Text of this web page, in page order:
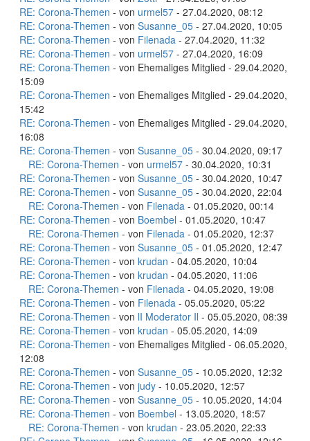
RE: Corona-Themen - von urmel57 - 27.04.2020, 08:12
RE: Corona-Themen - von Susanne_05 - 27.04.2020, 10:05
RE: Corona-Themen - von Filenada - 27.04.2020, 11:32
RE: Corona-Themen - von urmel57 - 27.04.2020, 16:09
RE: Corona-Themen - von Ehemaliges Mitglied - 29.04.2020,
15:09
RE: Corona-Themen - von Ehemaliges Mitglied - 29.04.2020,
15:42
RE: Corona-Themen - von Ehemaliges Mitglied - 29.04.2020,
16:08
RE: Corona-Themen - von Susanne_05 - 30.04.2020, 09:17
RE: Corona-Themen - von urmel57 - 30.04.2020, 10:31
RE: Corona-Themen - von Susanne_05 - 30.04.2020, 10:47
RE: Corona-Themen - von Susanne_05 - 30.04.2020, 22:04
RE: Corona-Themen - von Filenada - 01.05.2020, 00:14
RE: Corona-Themen - von Boembel - 01.05.2020, 10:47
RE: Corona-Themen - von Filenada - 01.05.2020, 12:37
RE: Corona-Themen - von Susanne_05 - 01.05.2020, 12:47
RE: Corona-Themen - von krudan - 04.05.2020, 10:04
RE: Corona-Themen - von krudan - 04.05.2020, 11:06
RE: Corona-Themen - von Filenada - 04.05.2020, 19:08
RE: Corona-Themen - von Filenada - 05.05.2020, 05:22
RE: Corona-Themen - von lI Moderator Il - 05.05.2020, 08:39
RE: Corona-Themen - von krudan - 05.05.2020, 14:09
RE: Corona-Themen - von Ehemaliges Mitglied - 06.05.2020,
12:08
RE: Corona-Themen - von Susanne_05 - 10.05.2020, 12:32
RE: Corona-Themen - von judy - 10.05.2020, 12:57
RE: Corona-Themen - von Susanne_05 - 10.05.2020, 14:04
RE: Corona-Themen - von Boembel - 13.05.2020, 18:57
RE: Corona-Themen - von krudan - 23.05.2020, 22:33